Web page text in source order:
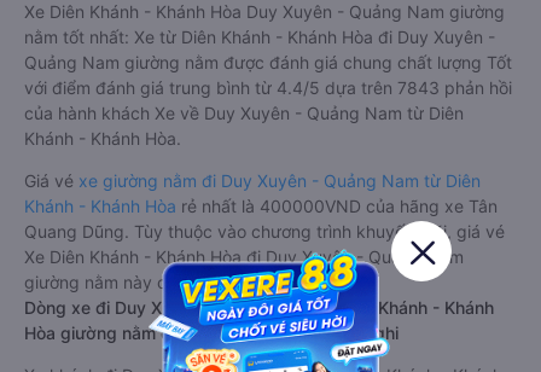
Xe Diên Khánh - Khánh Hòa Duy Xuyên - Quảng Nam giường
nằm tốt nhất: Xe từ Diên Khánh - Khánh Hòa đi Duy Xuyên -
Quảng Nam giường nằm được đánh giá chung chất lượng Tốt
với điểm đánh giá trung bình từ 4.4/5 dựa trên 7843 phản hồi
của hành khách Xe về Duy Xuyên - Quảng Nam từ Diên
Khánh - Khánh Hòa.
Giá vé xe giường nằm đi Duy Xuyên - Quảng Nam từ Diên
Khánh - Khánh Hòa rẻ nhất là 400000VND của hãng xe Tân
Quang Dũng. Tùy thuộc vào chương trình khuyến mãi, giá vé
Xe Diên Khánh - Khánh Hòa đi Duy Xuyên - Quảng Nam
giường nằm này có thể sẽ rẻ hơn.
Dòng xe đi Duy Xuyên - Quảng Nam từ Diên Khánh - Khánh
Hòa giường nằm đôi: Riêng tư, đầy đủ tiện nghi